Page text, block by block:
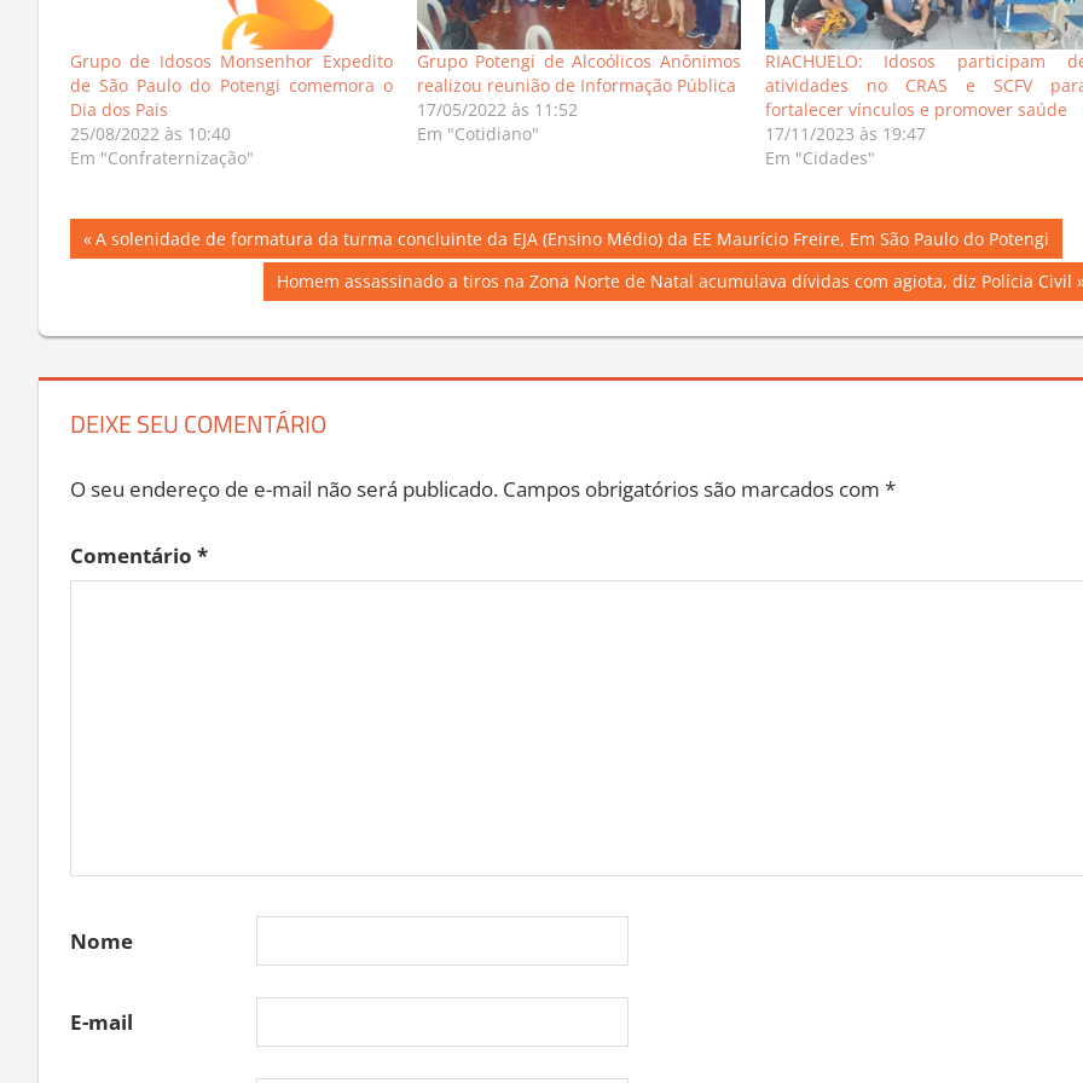
Grupo de Idosos Monsenhor Expedito
de São Paulo do Potengi comemora o
Dia dos Pais
25/08/2022 às 10:40
Em "Confraternização"
Grupo Potengi de Alcoólicos Anônimos
realizou reunião de Informação Pública
17/05/2022 às 11:52
RIACHUELO: Idosos participam
atividades no CRAS e SCFV
fortalecer vínculos e promover saúde
17/11/2023 às 19:47
Navegação
Post
Previous
A solenidade de formatura da turma concluinte da EJA (Ensino Médio) da EE Maurício Freire, Em São Paulo do Potengi
Next
Homem assassinado a tiros na Zona Norte de Natal acumulava dívidas com agiota, diz Polícia Civil
DEIXE SEU COMENTÁRIO
O seu endereço de e-mail não será publicado. Campos obrigatórios são marcados com
Comentário
Nome
E-mail